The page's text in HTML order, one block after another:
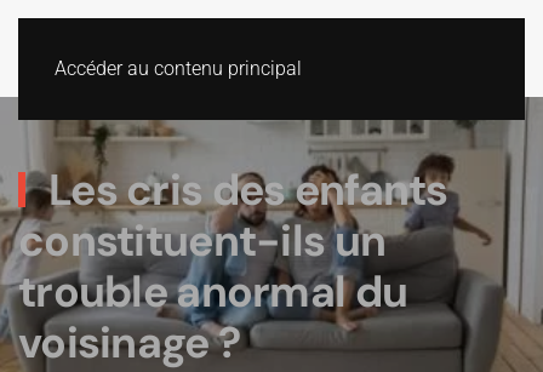
Accéder au contenu principal
Les cris des enfants
constituent-ils un
trouble anormal du
voisinage ?